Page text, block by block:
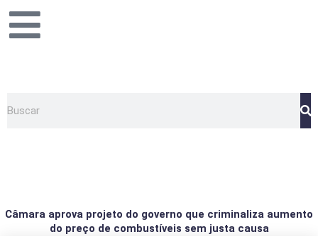
para
Câmara aprova projeto do governo que criminaliza aumento
do preço de combustíveis sem justa causa